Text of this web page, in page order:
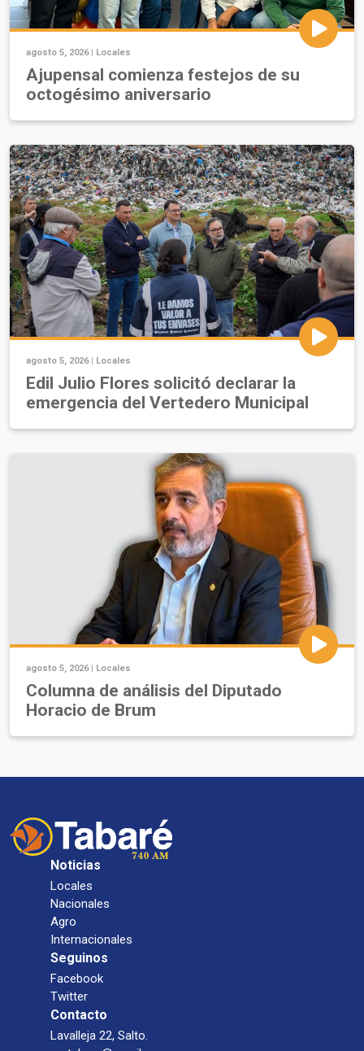
agosto 5, 2026 | Locales
Ajupensal comienza festejos de su
octogésimo aniversario
agosto 5, 2026 | Locales
Edil Julio Flores solicitó declarar la
emergencia del Vertedero Municipal
agosto 5, 2026 | Locales
Columna de análisis del Diputado
Horacio de Brum
Noticias
Locales
Nacionales
Agro
Internacionales
Seguinos
Facebook
Twitter
Contacto
Lavalleja 22, Salto.